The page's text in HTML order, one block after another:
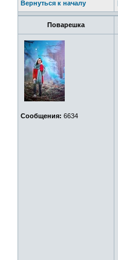
Вернуться к началу
Поварешка
Сообщения: 6634